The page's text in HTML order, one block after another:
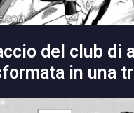
in una